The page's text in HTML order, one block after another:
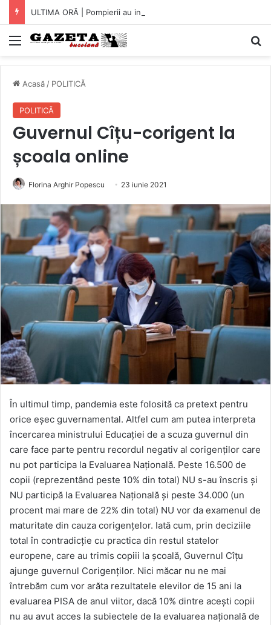
Mediu
Acasă / POLITICĂ
POLITICĂ
Guvernul Cîțu-corigent la
școala online
Florina Arghir Popescu 23 iunie 2021
În ultimul timp, pandemia este folosită ca pretext pentru
orice eșec guvernamental. Altfel cum am putea interpreta
încercarea ministrului Educației de a scuza guvernul din
care face parte pentru recordul negativ al corigenților care
nu pot participa la Evaluarea Națională. Peste 16.500 de
copii (reprezentând peste 10% din total) NU s-au înscris și
NU participă la Evaluarea Națională și peste 34.000 (un
procent mai mare de 22% din total) NU vor da examenul de
maturitate din cauza corigențelor. Iată cum, prin deciziile
total în contradicție cu practica din restul statelor
europene, care au trimis copiii la școală, Guvernul Cîțu
ajunge guvernul Corigenților. Nici măcar nu ne mai
întrebăm cum vor arăta rezultatele elevilor de 15 ani la
evaluarea PISA de anul viitor, dacă 10% dintre acești copii
nu au avut acces la subiectele de la evaluarea națională de